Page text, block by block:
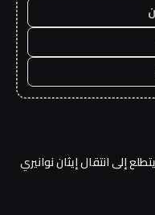
إلى انتقال إيثان نوانيري